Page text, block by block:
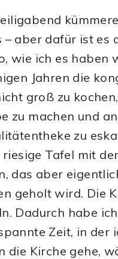
– aber dafür ist es
wie ich es haben
Jahren die
groß zu
zu machen und
zu
Tafel mit
das aber
geholt wird. Die
Dadurch habe
Zeit, in der
die Kirche gehe,